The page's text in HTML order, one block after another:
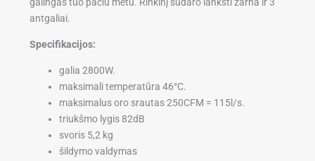
galingas tuo pačiu metu. Rinkinį sudaro lanksti žarna ir 3
antgaliai.
Specifikacijos:
galia 2800W.
maksimali temperatūra 46°C.
maksimalus oro srautas 250CFM = 115l/s.
triukšmo lygis 82dB
svoris 5,2 kg
šildymo valdymas